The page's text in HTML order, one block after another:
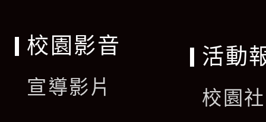
校園影音
宣導影片
活動
校園